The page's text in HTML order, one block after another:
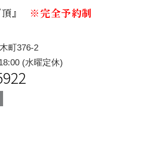
』 ※完全予約制
町376-2
(水曜定休)